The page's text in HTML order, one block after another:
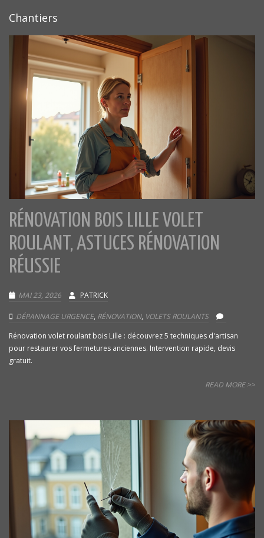
Chantiers
RÉNOVATION BOIS LILLE VOLET
ROULANT, ASTUCES RÉNOVATION
RÉUSSIE
MAI 23, 2026 PATRICK
DÉPANNAGE URGENCE, RÉNOVATION, VOLETS ROULANTS
Rénovation volet roulant bois Lille : découvrez 5 techniques d'artisan
pour restaurer vos fermetures anciennes. Intervention rapide, devis
gratuit.
READ MORE >>